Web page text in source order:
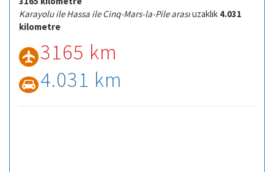
Karayolu ile Hassa ile Cinq-Mars-la-Pile arasıuzaklık 4.031
kilometre
3165 km
4.031 km